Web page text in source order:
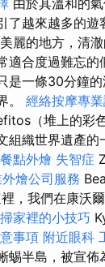
由於其溫和的
了越來越多的遊
麗的地方，清
適合度過難忘的
是一條30分鐘
。 經絡按摩專
（堆上的彩
組織世界遺產的
點外燴 失智症
燴公司服務
，我們在康沃
家裡的小技巧
事項 附近眼科
蜴半島，被宣佈